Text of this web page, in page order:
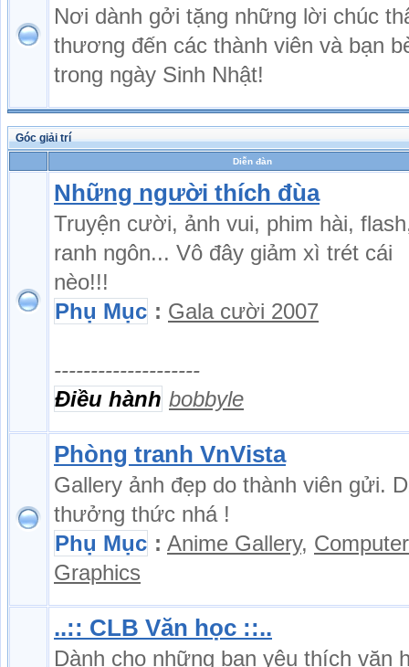
Nơi dành gởi tặng những lời chúc
thương đến các thành viên và bạn
trong ngày Sinh Nhật!
Góc giải trí
Diễn đàn
Những người thích đùa
Truyện cười, ảnh vui, phim hài,
ranh ngôn... Vô đây giảm xì trét cái
nèo!!!
Phụ Mục : Gala cười 2007
--------------------
Điều hành bobbyle
Phòng tranh VnVista
Gallery ảnh đẹp do thành viên gửi.
thưởng thức nhá !
Phụ Mục : Anime Gallery, Computer
Graphics
..:: CLB Văn học ::..
Dành cho những bạn yêu thích văn